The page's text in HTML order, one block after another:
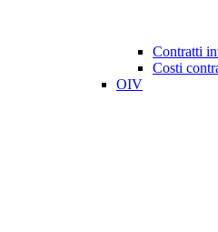
Contratti
Costi
OIV